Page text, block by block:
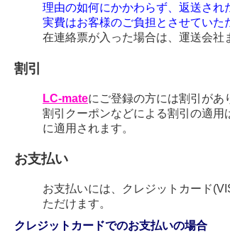
理由の如何にかかわらず、返送さ
実費はお客様のご負担とさせていた
在連絡票が入った場合は、運送会社
割引
LC-mateにご登録の方には割引があ
割引クーポンなどによる割引の適
に適用されます。
お支払い
お支払いには、クレジットカード
ただけます。
クレジットカードでのお支払いの場合